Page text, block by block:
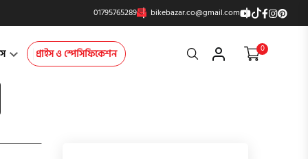
01795765289 bikebazar.co@gmail.com
প্রাইস ও স্পেসিফিকেশন Search 0